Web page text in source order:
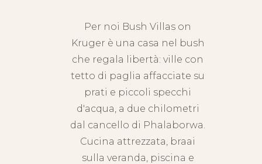
Per noi Bush Villas on
Kruger è una casa nel bush
che regala libertà: ville con
tetto di paglia affacciate su
prati e piccoli specchi
d'acqua, a due chilometri
dal cancello di Phalaborwa.
Cucina attrezzata, braai
sulla veranda, piscina e